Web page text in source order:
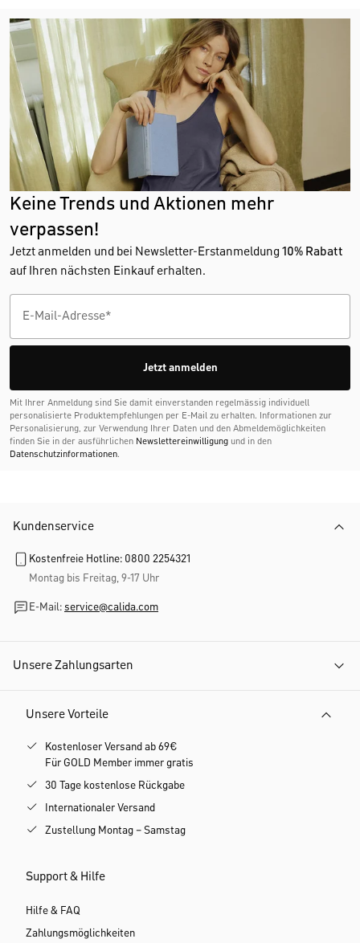
Keine Trends und Aktionen mehr
verpassen!
Jetzt anmelden und bei Newsletter-Erstanmeldung 10% Rabatt
auf Ihren nächsten Einkauf erhalten.
Jetzt anmelden
Mit Ihrer Anmeldung sind Sie damit einverstanden regelmässig individuell
personalisierte Produktempfehlungen per E-Mail zu erhalten. Informationen zur
Personalisierung, zur Verwendung Ihrer Daten und den Abmelde­möglichkeiten
finden Sie in der ausführlichen Newslettereinwilligung und in den
Datenschutzinformationen.
Kundenservice
Kostenfreie Hotline: 0800 2254321
Montag bis Freitag, 9-17 Uhr
E-Mail: service@calida.com
Unsere Zahlungsarten
Unsere Vorteile
Kostenloser Versand ab 69€
Für GOLD Member immer gratis
30 Tage kostenlose Rückgabe
Internationaler Versand
Zustellung Montag – Samstag
Support & Hilfe
Hilfe & FAQ
Zahlungsmöglichkeiten